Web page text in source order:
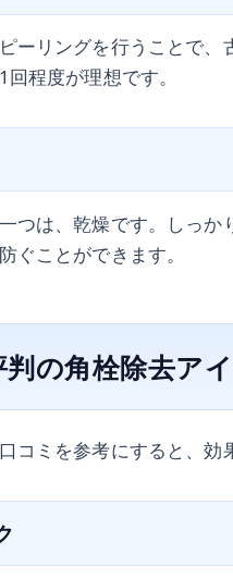
ーリングを行うことで
程度が理想です。
つは、乾燥です。しっ
ぐことができます。
の角栓除去ア
コミを参考にすると、効